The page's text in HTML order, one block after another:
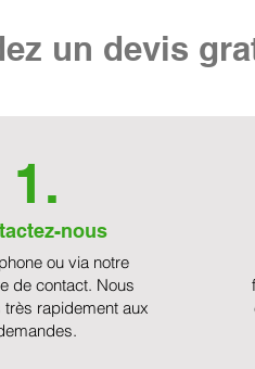
un devis
1.
nous
ou via notre
de contact. Nous
très rapidement aux